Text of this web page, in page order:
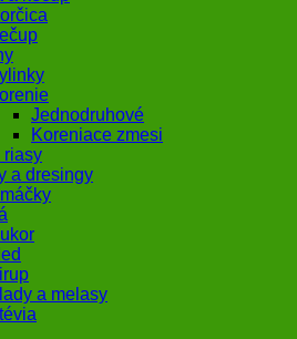
Jednodruhové
Koreniace zmesi
riasy
a dresingy
a melasy